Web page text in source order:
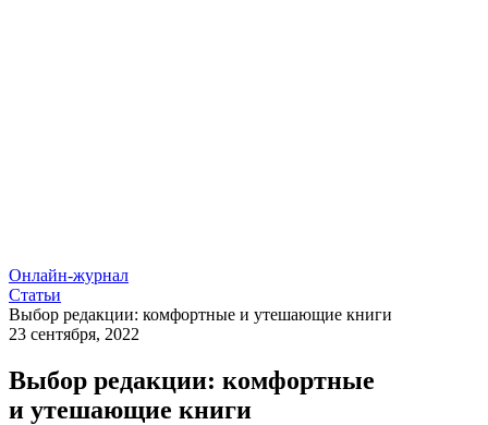
Онлайн-журнал
Статьи
Выбор редакции: комфортные и утешающие книги
23 сентября, 2022
Выбор редакции: комфортные
и утешающие книги